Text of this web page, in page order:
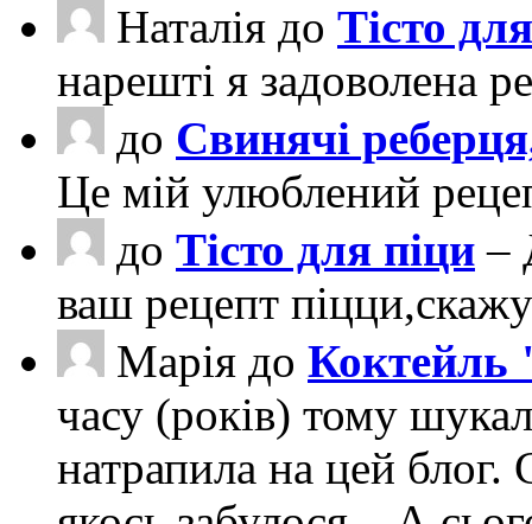
Наталія до Тісто
нарешті я задоволена
до Свинячі
Це мій улюблений
до Тісто для піци –
ваш рецепт
Марія до Коктейль
часу (років) тому
натрапила на цей блог.